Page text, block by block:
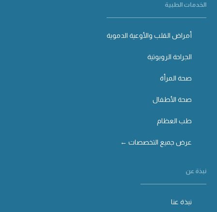
الخدمات الطبية
أمراض القلب والأوعية الدموية
الجراحة الروبوتية
صحة المرأة
صحة الأطفال
طب العظام
عرض جميع التخصصات ←
نبذة عن
نبذة عنا